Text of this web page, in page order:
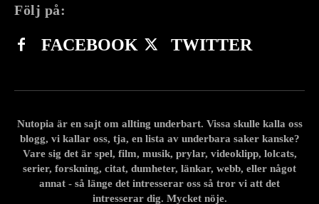
Följ på:
FACEBOOK TWITTER
Nutopia är en sajt om allting underbart. Vissa skulle kalla oss
blogg, vi kallar oss, tja, en lista av underbara saker kanske?
Vare sig det är spel, film, musik, prylar, videoklipp, lolcats,
serier, forskning, citat, dumheter, länkar, webb, eller något
annat - så länge det intresserar oss så tror vi att det
intresserar dig. Mycket nöje.